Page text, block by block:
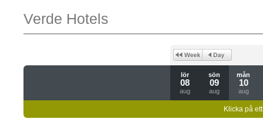
Verde Hotels
lör
08
aug
sön
09
aug
mån
10
aug
Klicka på